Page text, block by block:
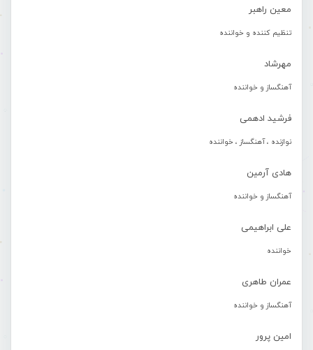
معین راهبر
تنظیم کننده و خواننده
مهرشاد
آهنگساز و خواننده
فرشید ادهمی
نوازنده ، آهنگساز ، خواننده
هادی آرمین
آهنگساز و خواننده
علی ابراهیمی
خواننده
عمران طاهری
آهنگساز و خواننده
امین پرور